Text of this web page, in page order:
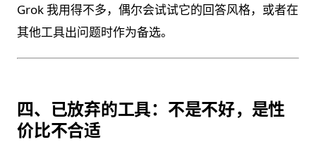
Grok 我用得不多，偶尔会试试它的回答风格，或者在
其他工具出问题时作为备选。
四、已放弃的工具：不是不好，是性
价比不合适